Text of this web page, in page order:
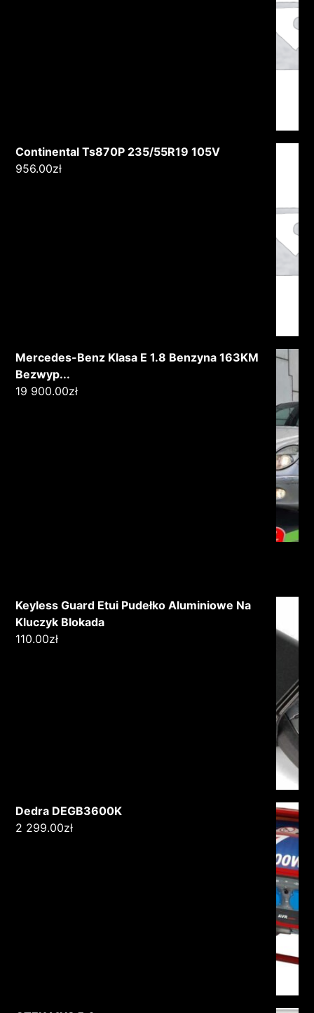
Continental Ts870P 235/55R19 105V
956.00zł
Mercedes-Benz Klasa E 1.8 Benzyna 163KM
Bezwyp...
19 900.00zł
Keyless Guard Etui Pudełko Aluminiowe Na
Kluczyk Blokada
110.00zł
Dedra DEGB3600K
2 299.00zł